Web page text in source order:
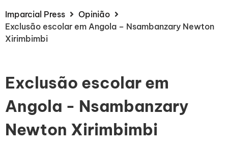
Imparcial Press
Opinião
Exclusão escolar em Angola – Nsambanzary Newton
Xirimbimbi
Exclusão escolar em
Angola - Nsambanzary
Newton Xirimbimbi